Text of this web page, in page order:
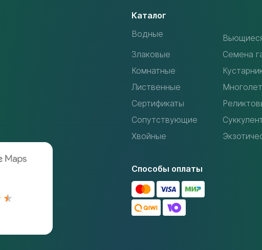
Каталог
Водные
Злаковые
Семена
Комнатные
Лиственные
Сертификаты
Сопутствующие
Хвойные
Способы оплаты